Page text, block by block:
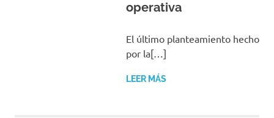
operativa
El último planteamiento hecho
por la[…]
LEER MÁS